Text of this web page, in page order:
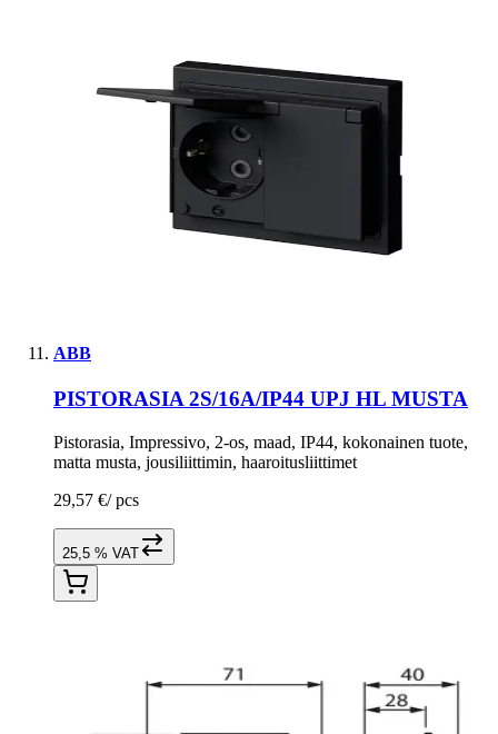
ABB
PISTORASIA 2S/16A/IP44 UPJ HL MUSTA
Pistorasia, Impressivo, 2-os, maad, IP44, kokonainen tuote,
matta musta, jousiliittimin, haaroitusliittimet
29,57 €/ pcs
25,5 % VAT